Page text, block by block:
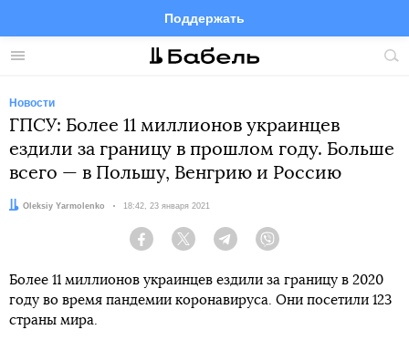
Меню
Поддержать
FacebookTelegramTwitter
Новости
ГПСУ: Более 11 миллионов украинцев
ездили за границу в прошлом году. Больше
всего — в Польшу, Венгрию и Россию
Автор:
Oleksiy Yarmolenko Дата:
18:42, 23 января 2021
Facebook Twitter Telegram
Более 11 миллионов украинцев ездили за границу в 2020
году во время пандемии коронавируса. Они посетили 123
страны мира.